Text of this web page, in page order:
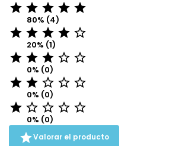
    
80% (4)
    
20% (1)
    
0% (0)
    
0% (0)
    
0% (0)
Valorar el producto